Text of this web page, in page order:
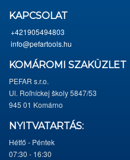
KAPCSOLAT
+421905494803
info@pefartools.hu
KOMÁROMI SZAKÜZLET
PEFAR s.r.o.
Ul. Roľníckej školy 5847/53
945 01 Komárno
NYITVATARTÁS:
Hétfő - Péntek
07:30 - 16:30